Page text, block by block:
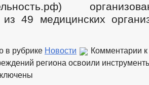
из 49 медицинских
в рубрике Новости Комментарии
региона освоили